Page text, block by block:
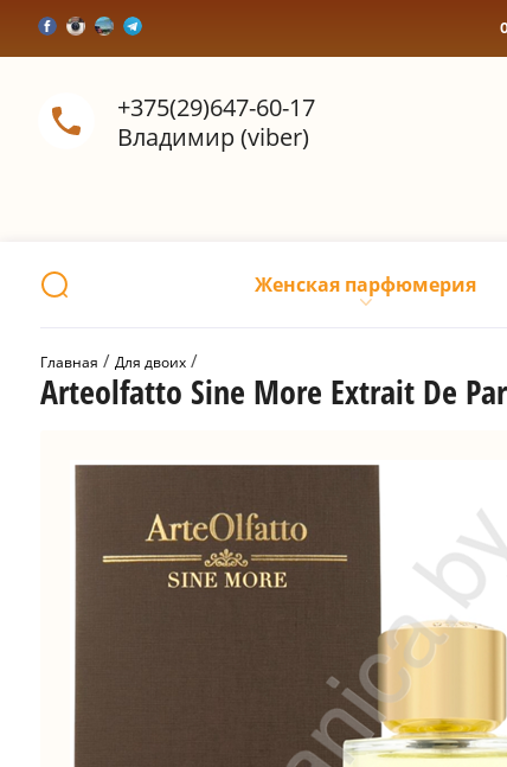
+375(29)647-60-17
Владимир (viber)
Женская парфюмерия
Главная / Для двоих /
Arteolfatto Sine More Extrait De